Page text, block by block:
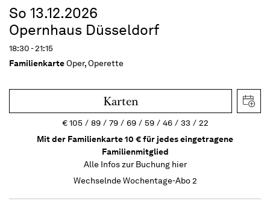
So 13.12.2026
Opernhaus Düsseldorf
18:30 - 21:15
FamilienkarteOper, Operette
Karten
€105 89 79 69 59 46 33
22
Mit der Familienkarte 10 € für jedes eingetragene
Familienmitglied
Alle Infos zur Buchung hier
Wechselnde Wochentage-Abo 2